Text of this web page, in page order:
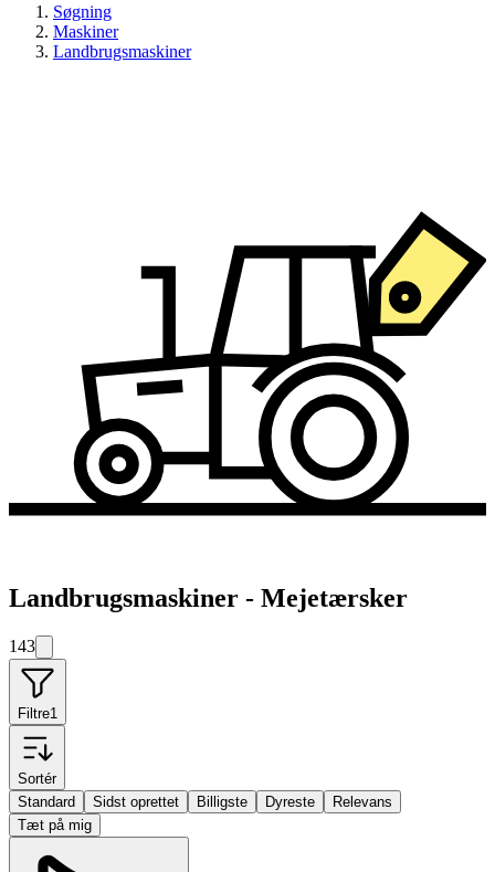
Søgning
Maskiner
Landbrugsmaskiner
Landbrugsmaskiner - Mejetærsker
143
Filtre1
Sortér
Standard
Sidst oprettet Billigste Dyreste
Relevans
Tæt på mig